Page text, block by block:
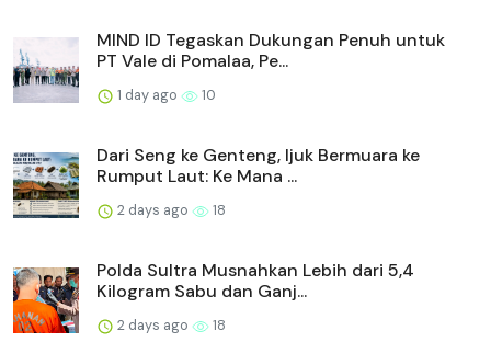
MIND ID Tegaskan Dukungan Penuh untuk
PT Vale di Pomalaa, Pe...
1 day ago 10
Dari Seng ke Genteng, Ijuk Bermuara ke
Rumput Laut: Ke Mana ...
2 days ago 18
Polda Sultra Musnahkan Lebih dari 5,4
Kilogram Sabu dan Ganj...
2 days ago 18